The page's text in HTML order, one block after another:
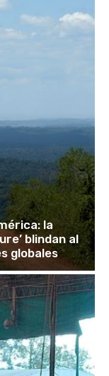
la
blindan al
globales